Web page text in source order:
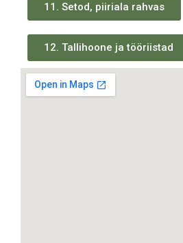
11. Setod, piiriala rahvas
12. Tallihoone ja tööriistad